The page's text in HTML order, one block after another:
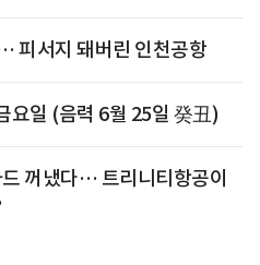
피서지 돼버린 인천공항
요일 (음력 6월 25일 癸丑)
꺼냈다… 트리니티항공이